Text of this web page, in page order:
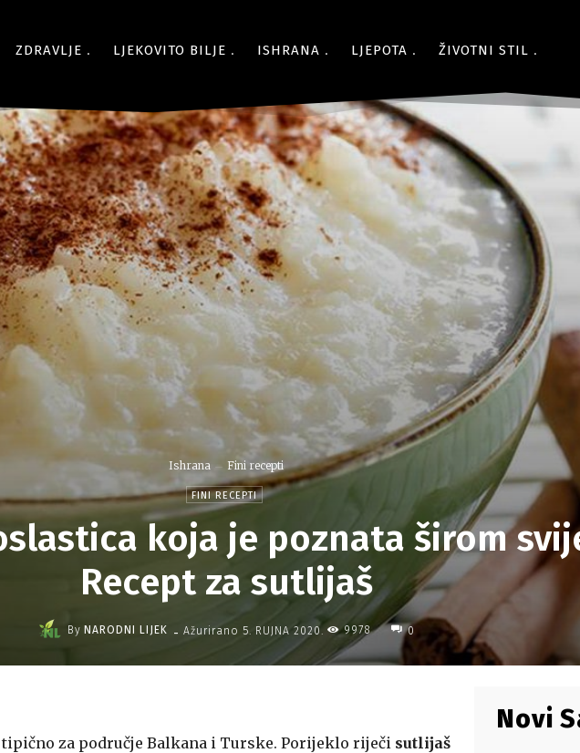
ZDRAVLJE LJEKOVITO BILJE ISHRANA LJEPOTA ŽIVOTNI STIL
Ishrana Fini recepti
FINI RECEPTI
koja je poznata širom
Recept za sutlijaš
By NARODNI LIJEK - Ažurirano 5. RUJNA 2020. 9978 0
za područje Balkana i Turske. Porijeklo riječi sutlijaš
Novi